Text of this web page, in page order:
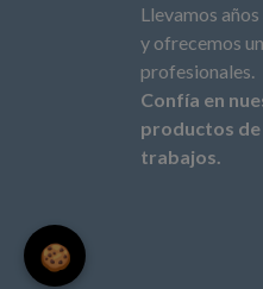
Llevamos
y ofrecemos
profesionales.
Confía en
productos
trabajos.
🍪